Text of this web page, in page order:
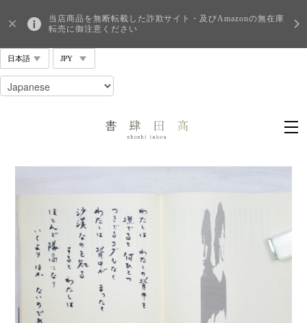
当店商品を無断転載した詐欺サイト・及びAmazonの無在庫
転売に御注意ください